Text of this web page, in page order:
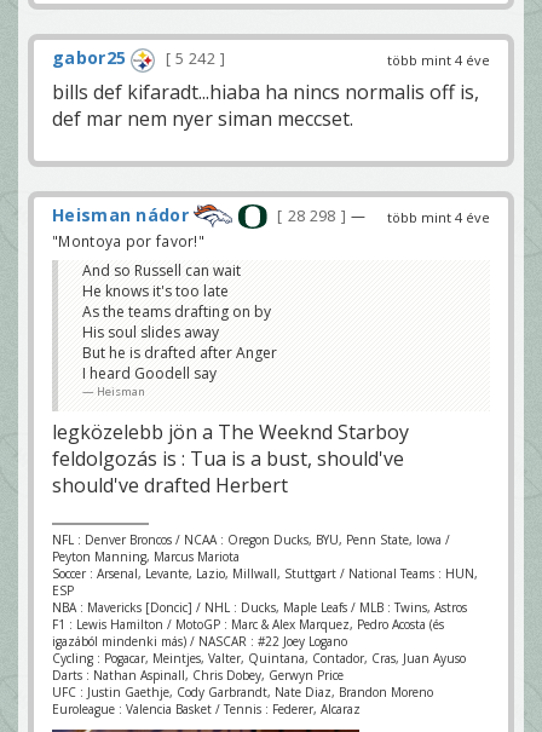
több mint 4 éve
gabor25 5 242
bills def kifaradt...hiaba ha nincs normalis off is,
def mar nem nyer siman meccset.
több mint 4 éve
Heisman nádor 28 298
—
"Montoya por favor!"
And so Russell can wait
He knows it's too late
As the teams drafting on by
His soul slides away
But he is drafted after Anger
I heard Goodell say
Heisman
legközelebb jön a The Weeknd Starboy
feldolgozás is : Tua is a bust, should've
should've drafted Herbert
NFL : Denver Broncos / NCAA : Oregon Ducks, BYU, Penn State, Iowa /
Peyton Manning, Marcus Mariota
Soccer : Arsenal, Levante, Lazio, Millwall, Stuttgart / National Teams : HUN,
ESP
NBA : Mavericks [Doncic] / NHL : Ducks, Maple Leafs / MLB : Twins, Astros
F1 : Lewis Hamilton / MotoGP : Marc & Alex Marquez, Pedro Acosta (és
igazából mindenki más) / NASCAR : #22 Joey Logano
Cycling : Pogacar, Meintjes, Valter, Quintana, Contador, Cras, Juan Ayuso
Darts : Nathan Aspinall, Chris Dobey, Gerwyn Price
UFC : Justin Gaethje, Cody Garbrandt, Nate Diaz, Brandon Moreno
Euroleague : Valencia Basket / Tennis : Federer, Alcaraz